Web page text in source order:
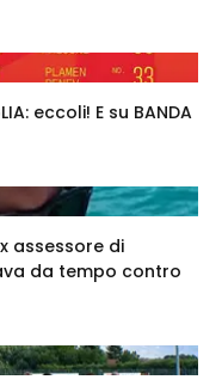
eccoli! E su BANDA
assessore di
da tempo contro